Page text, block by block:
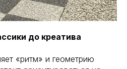
до креатива
«ритм» и геометрию